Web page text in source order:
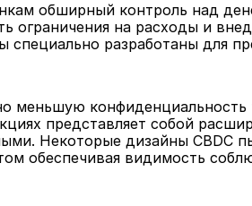
обширный контроль над
ограничения на расходы и
разработаны для
меньшую конфиденциальность
представляет собой
Некоторые дизайны CBDC
обеспечивая видимость